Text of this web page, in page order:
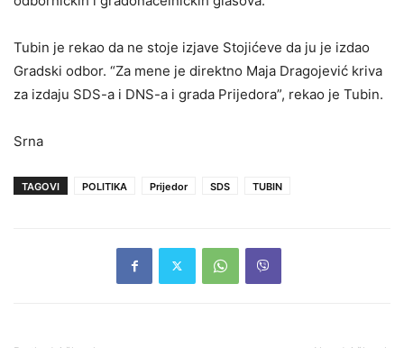
Tubin je rekao da ne stoje izjave Stojićeve da ju je izdao
Gradski odbor. “Za mene je direktno Maja Dragojević kriva
za izdaju SDS-a i DNS-a i grada Prijedora”, rekao je Tubin.
Srna
TAGOVI POLITIKA Prijedor SDS TUBIN